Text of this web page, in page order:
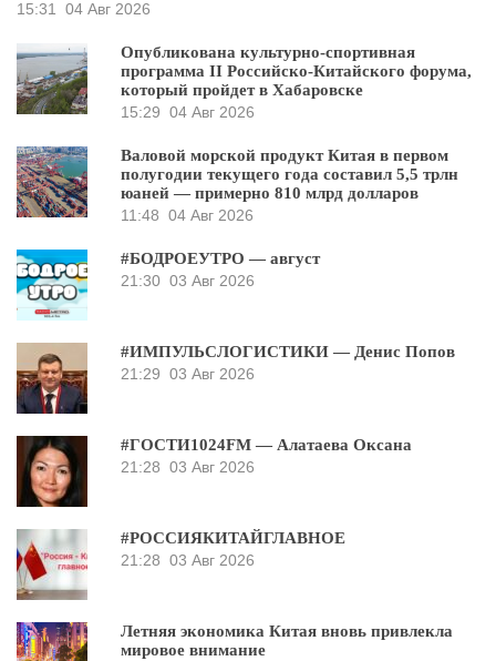
15:31 04 Авг 2026
Опубликована культурно-спортивная
программа II Российско-Китайского форума,
который пройдет в Хабаровске
15:29 04 Авг 2026
Валовой морской продукт Китая в первом
полугодии текущего года составил 5,5 трлн
юаней — примерно 810 млрд долларов
11:48 04 Авг 2026
#БОДРОЕУТРО — август
21:30 03 Авг 2026
#ИМПУЛЬСЛОГИСТИКИ — Денис Попов
21:29 03 Авг 2026
#ГОСТИ1024FM — Алатаева Оксана
21:28 03 Авг 2026
#РОССИЯКИТАЙГЛАВНОЕ
21:28 03 Авг 2026
Летняя экономика Китая вновь привлекла
мировое внимание